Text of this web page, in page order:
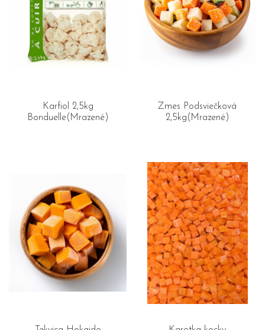
Karfiol 2,5kg
Bonduelle(Mrazené)
Zmes Podsviečková
2,5kg(Mrazené)